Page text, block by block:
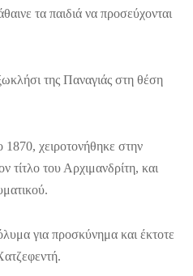
τα παιδιά να προσεύχονται
της Παναγιάς στη θέση
1870, χειροτονήθηκε στην
τίτλο του Αρχιμανδρίτη, και
για προσκύνημα και έκτοτε